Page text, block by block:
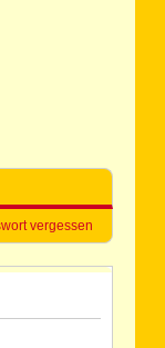
vergessen